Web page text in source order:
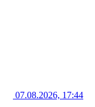
07.08.2026, 17:44